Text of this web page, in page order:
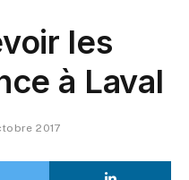
les
à Laval
2017